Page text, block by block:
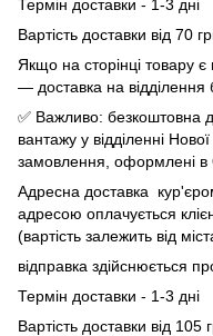
Термін доставки - 1-3 дні
Вартість доставки від 70
Якщо на сторінці товару
— доставка на відділення
✅ Важливо: безкоштовна
вантажу у відділенні
замовлення, оформлені в
Адресна доставка
адресою оплачується
(вартість залежить від
відправка здійснюється
Термін доставки - 1-3 дні
Вартість доставки від 105